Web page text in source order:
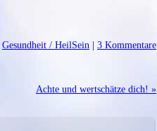
Gesundheit / HeilSein | 3 Kommentare
Achte und wertschätze dich! »